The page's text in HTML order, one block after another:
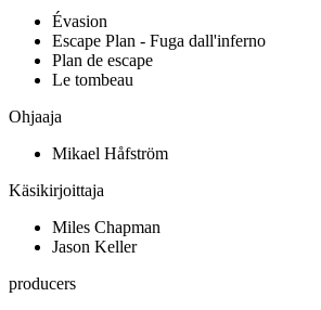
Évasion
Escape Plan - Fuga dall'inferno
Plan de escape
Le tombeau
Ohjaaja
Mikael Håfström
Käsikirjoittaja
Miles Chapman
Jason Keller
producers